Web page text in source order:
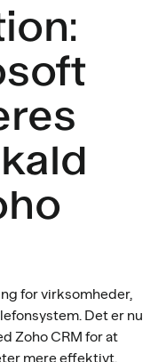
for virksomheder,
Det er nu
Zoho CRM for at
mere effektivt.